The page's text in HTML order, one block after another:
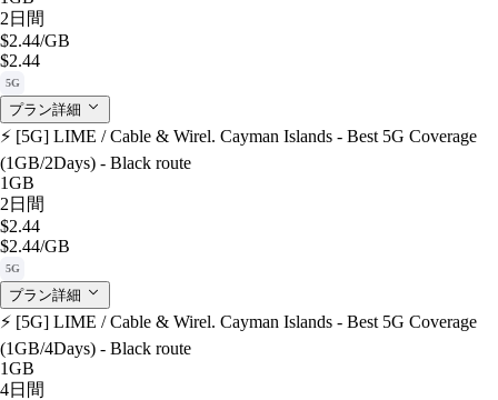
2日間
$2.44/GB
$2.44
5G
プラン詳細
⚡️ [5G] LIME / Cable & Wirel. Cayman Islands - Best 5G Coverage
(1GB/2Days) - Black route
1GB
2日間
$2.44
$2.44/GB
5G
プラン詳細
⚡️ [5G] LIME / Cable & Wirel. Cayman Islands - Best 5G Coverage
(1GB/4Days) - Black route
1GB
4日間